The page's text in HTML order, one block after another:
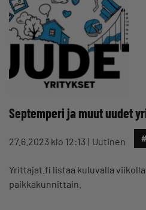
Septemperi ja muut uudet
27.6.2023 klo 12:13 Uutinen
Yrittajat.fi listaa kuluvalla
paikkakunnittain.